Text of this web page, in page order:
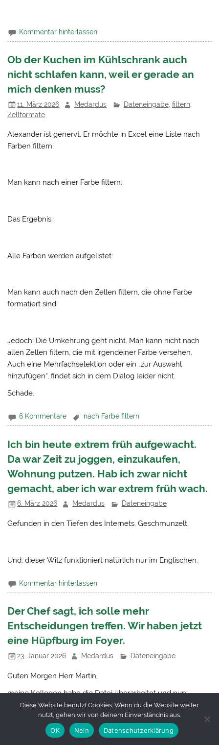
Kommentar hinterlassen
Ob der Kuchen im Kühlschrank auch
nicht schlafen kann, weil er gerade an
mich denken muss?
11. März 2026 Medardus Dateneingabe, filtern,
Zellformate
Alexander ist genervt. Er möchte in Excel eine Liste nach
Farben filtern:
Man kann nach einer Farbe filtern:
Das Ergebnis:
Alle Farben werden aufgelistet:
Man kann auch nach den Zellen filtern, die ohne Farbe
formatiert sind:
Jedoch: Die Umkehrung geht nicht. Man kann nicht nach
allen Zellen filtern, die mit irgendeiner Farbe versehen.
Auch eine Mehrfachselektion oder ein „zur Auswahl
hinzufügen“, findet sich in dem Dialog leider nicht.
Schade.
6 Kommentare nach Farbe filtern
Ich bin heute extrem früh aufgewacht.
Da war Zeit zu joggen, einzukaufen,
Wohnung putzen. Hab ich zwar nicht
gemacht, aber ich war extrem früh wach.
6. März 2026 Medardus Dateneingabe
Gefunden in den Tiefen des Internets. Geschmunzelt.
Und: dieser Witz funktioniert natürlich nur im Englischen.
Kommentar hinterlassen
Der Chef sagt, ich solle mehr
Entscheidungen treffen. Wir haben jetzt
eine Hüpfburg im Foyer.
23. Januar 2026 Medardus Dateneingabe
Guten Morgen Herr Martin,
meine Kollegen habe die Datei überarbeitet und nun
können wir sie zusammenführen.
Wieso die Datei nun so groß mit 14 MB ist, versteht Frau B.
nicht. Haben Sie eine Idee, was passiert sein kann? Zudem
Diese Website benutzt Cookies. Wenn du die Website weiter
nutzt, gehen wir von deinem Einverständnis aus.
OK Nein Datenschutzerklärung